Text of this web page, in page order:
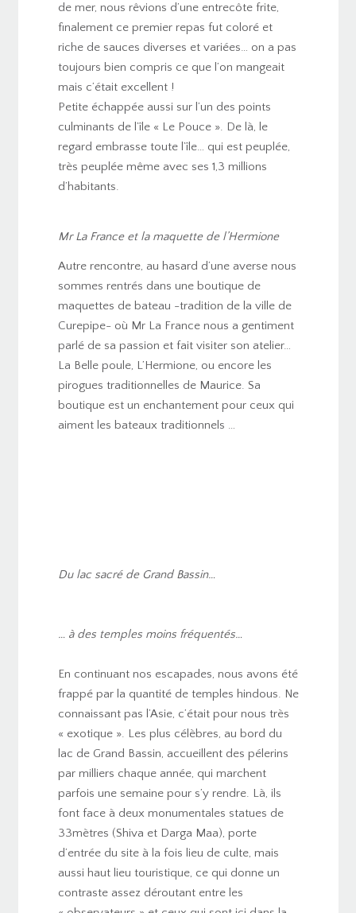
de mer, nous rêvions d’une entrecôte frite,
finalement ce premier repas fut coloré et
riche de sauces diverses et variées… on a pas
toujours bien compris ce que l’on mangeait
mais c’était excellent !
Petite échappée aussi sur l’un des points
culminants de l’île « Le Pouce ». De là, le
regard embrasse toute l’île… qui est peuplée,
très peuplée même avec ses 1,3 millions
d’habitants.
Mr La France et la maquette de l’Hermione
Autre rencontre, au hasard d’une averse nous
sommes rentrés dans une boutique de
maquettes de bateau -tradition de la ville de
Curepipe- où Mr La France nous a gentiment
parlé de sa passion et fait visiter son atelier…
La Belle poule, L’Hermione, ou encore les
pirogues traditionnelles de Maurice. Sa
boutique est un enchantement pour ceux qui
aiment les bateaux traditionnels …
Du lac sacré de Grand Bassin…
… à des temples moins fréquentés…
En continuant nos escapades, nous avons été
frappé par la quantité de temples hindous. Ne
connaissant pas l’Asie, c’était pour nous très
« exotique ». Les plus célèbres, au bord du
lac de Grand Bassin, accueillent des pélerins
par milliers chaque année, qui marchent
parfois une semaine pour s’y rendre. Là, ils
font face à deux monumentales statues de
33mètres (Shiva et Darga Maa), porte
d’entrée du site à la fois lieu de culte, mais
aussi haut lieu touristique, ce qui donne un
contraste assez déroutant entre les